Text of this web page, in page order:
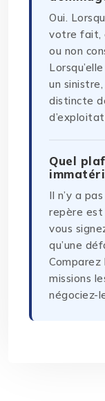
Oui.
votre fait,
ou non
un
distincte
Quel
Il n’y a
repère est
vous
qu’une
missions
négociez-